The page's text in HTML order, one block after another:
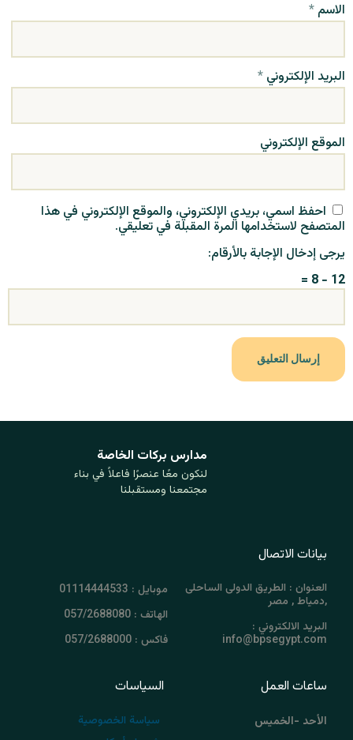
الاسم *
البريد الإلكتروني *
الموقع الإلكتروني
احفظ اسمي، بريدي الإلكتروني، والموقع الإلكتروني في هذا
المتصفح لاستخدامها المرة المقبلة في تعليقي.
يرجى إدخال الإجابة بالأرقام:
12 − 8 =
مدارس بركات ‏الخاصة
لنكون معًا عنصرًا فاعلاً في بناء
مجتمعنا ومستقبلنا
بيانات الاتصال
العنوان : الطريق الدولى الساحلى
,دمياط , مصر
البريد الالكتروني :
info@bpsegypt.com
موبايل : 01114444533
الهاتف : 057/2688080
فاكس : 057/2688000
ساعات العمل
الأحد -الخميس
السياسات
سياسة الخصوصية